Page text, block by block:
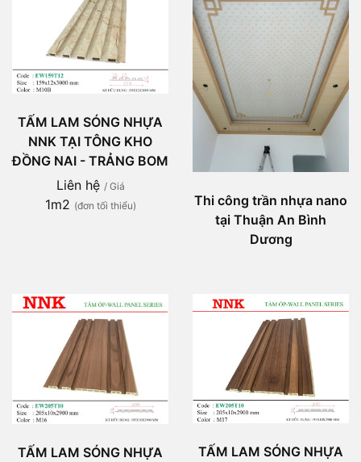
TẤM LAM SÓNG NHỰA
NNK TẠI TÔNG KHO
ĐỒNG NAI - TRẢNG BOM
Liên hệ / Giá
1m2 (đơn tối thiểu)
Thi công trần nhựa nano
tại Thuận An Bình
Dương
TẤM LAM SÓNG NHỰA
TẤM LAM SÓNG NHỰA